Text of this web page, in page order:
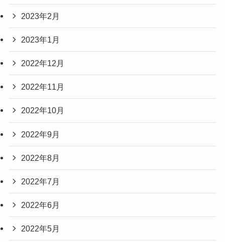
2023年2月
2023年1月
2022年12月
2022年11月
2022年10月
2022年9月
2022年8月
2022年7月
2022年6月
2022年5月